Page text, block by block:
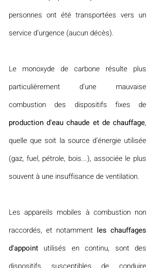
personnes ont été transportées vers un
service d’urgence (aucun décès).
Le monoxyde de carbone résulte plus
particulièrement d’une mauvaise
production d'eau chaude et de chauffage,
quelle que soit la source d’énergie utilisée
(gaz, fuel, pétrole, bois...), associée le plus
souvent à une insuffisance de ventilation.
Les appareils mobiles à combustion non
raccordés, et notamment les chauffages
d'appoint utilisés en continu, sont des